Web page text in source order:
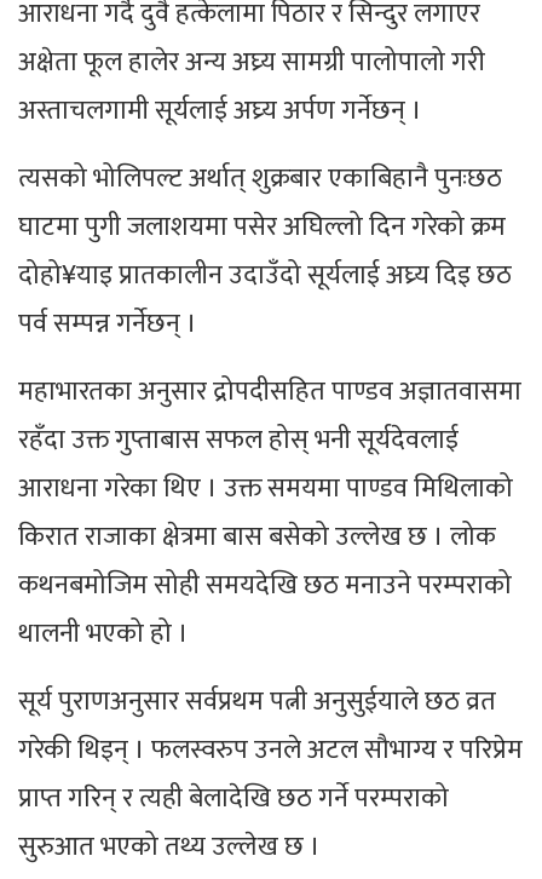
आराधना गर्दै दुवै हत्केलामा पिठार र सिन्दुर लगाएर
अक्षेता फूल हालेर अन्य अघ्र्य सामग्री पालोपालो गरी
अस्ताचलगामी सूर्यलाई अघ्र्य अर्पण गर्नेछन् ।
त्यसको भोलिपल्ट अर्थात् शुक्रबार एकाबिहानै पुनःछठ
घाटमा पुगी जलाशयमा पसेर अघिल्लो दिन गरेको क्रम
दोहो¥याइ प्रातकालीन उदाउँदो सूर्यलाई अघ्र्य दिइ छठ
पर्व सम्पन्न गर्नेछन् ।
महाभारतका अनुसार द्रोपदीसहित पाण्डव अज्ञातवासमा
रहँदा उक्त गुप्ताबास सफल होस् भनी सूर्यदेवलाई
आराधना गरेका थिए । उक्त समयमा पाण्डव मिथिलाको
किरात राजाका क्षेत्रमा बास बसेको उल्लेख छ । लोक
कथनबमोजिम सोही समयदेखि छठ मनाउने परम्पराको
थालनी भएको हो ।
सूर्य पुराणअनुसार सर्वप्रथम पत्नी अनुसुईयाले छठ व्रत
गरेकी थिइन् । फलस्वरुप उनले अटल सौभाग्य र परिप्रेम
प्राप्त गरिन् र त्यही बेलादेखि छठ गर्ने परम्पराको
सुरुआत भएको तथ्य उल्लेख छ ।